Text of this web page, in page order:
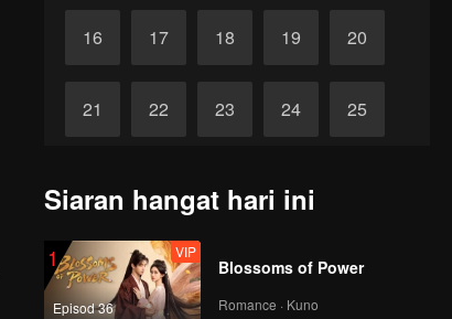
16 17 18 19 20
21 22 23 24 25
Siaran hangat hari ini
1
Episod 36
VIP
Blossoms of Power
Romance · Kuno